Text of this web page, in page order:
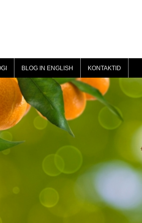
BLOG IN ENGLISH KONTAKTID